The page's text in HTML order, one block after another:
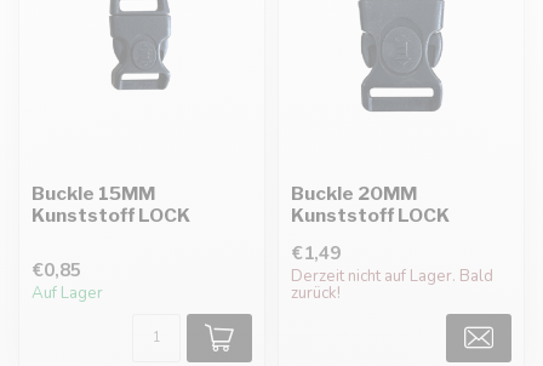
Buckle 15MM
Kunststoff LOCK
€0,85
Auf Lager
Buckle 20MM
Kunststoff LOCK
€1,49
Derzeit nicht auf Lager. Bald
zurück!